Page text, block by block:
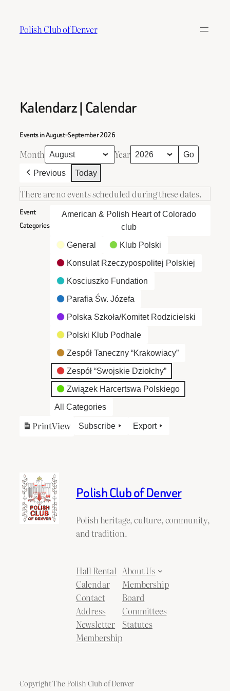
content
Polish Club of Denver
Kalendarz | Calendar
Events in August–September 2026
Month Year
Previous Today
There are no events scheduled during these dates.
Event
Categories
American & Polish Heart of Colorado
club
General Klub Polski
Konsulat Rzeczypospolitej Polskiej
Kosciuszko Fundation
Parafia Św. Józefa
Polska Szkoła/Komitet Rodzicielski
Polski Klub Podhale
Zespół Taneczny “Krakowiacy”
Zespół “Swojskie Dziołchy”
Związek Harcertswa Polskiego
All Categories
PrintView Subscribe Export
Polish Club of Denver
Polish heritage, culture, community,
and tradition.
Hall Rental
Calendar
Contact
Address
Newsletter
Membership
About Us
Membership
Board
Committees
Statutes
Copyright The Polish Club of Denver